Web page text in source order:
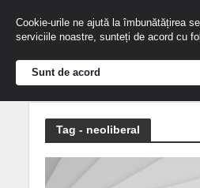
Tag - neoliberal
Cookie-urile ne ajută la îmbunătățirea
serviciile noastre, sunteți de acord cu
Sunt de acord